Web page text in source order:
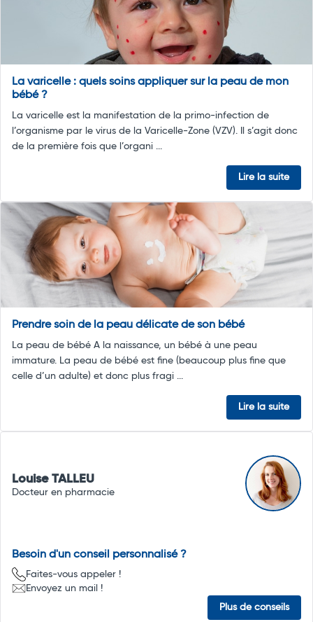
La varicelle : quels soins appliquer sur la peau de mon
bébé ?
La varicelle est la manifestation de la primo-infection de
l’organisme par le virus de la Varicelle-Zone (VZV). Il s’agit donc
de la première fois que l’organi ...
Lire la suite
Prendre soin de la peau délicate de son bébé
La peau de bébé A la naissance, un bébé à une peau
immature. La peau de bébé est fine (beaucoup plus fine que
celle d’un adulte) et donc plus fragi ...
Lire la suite
Louise TALLEU
Docteur en pharmacie
Besoin d'un conseil personnalisé ?
Faites-vous appeler !
Envoyez un mail !
Plus de conseils